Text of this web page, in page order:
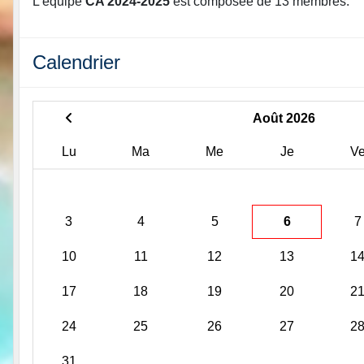
Calendrier
Août 2026
Lu Ma Me Je
3 4 5 6 7
10 11 12 13 14
17 18 19 20 21
24 25 26 27 28